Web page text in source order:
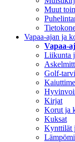
Muut
Vapaa-ajan ja
Vapaa-
Liikunta
Golf-
Kirjat
Korut ja
Kuksat
Kynttilät